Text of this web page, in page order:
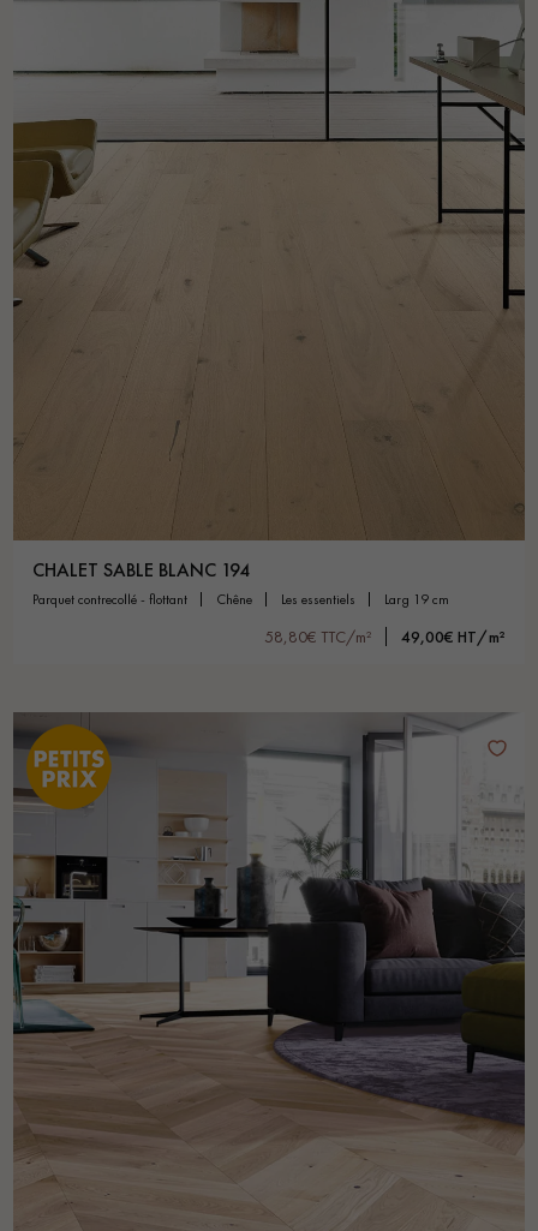
CHALET SABLE BLANC 194
parquet contrecollé - flottant chêne les essentiels larg 19 cm
58,80€ TTC/m² 49,00€ HT/m²